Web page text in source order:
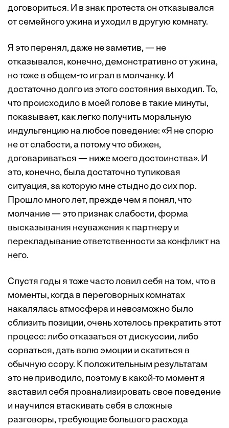
договориться. И в знак протеста он отказывался
от семейного ужина и уходил в другую комнату.
Я это перенял, даже не заметив, — не
отказывался, конечно, демонстративно от ужина,
но тоже в общем-то играл в молчанку. И
достаточно долго из этого состояния выходил. То,
что происходило в моей голове в такие минуты,
показывает, как легко получить моральную
индульгенцию на любое поведение: «Я не спорю
не от слабости, а потому что обижен,
договариваться — ниже моего достоинства». И
это, конечно, была достаточно тупиковая
ситуация, за которую мне стыдно до сих пор.
Прошло много лет, прежде чем я понял, что
молчание — это признак слабости, форма
высказывания неуважения к партнеру и
перекладывание ответственности за конфликт на
него.
Спустя годы я тоже часто ловил себя на том, что в
моменты, когда в переговорных комнатах
накалялась атмосфера и невозможно было
сблизить позиции, очень хотелось прекратить этот
процесс: либо отказаться от дискуссии, либо
сорваться, дать волю эмоции и скатиться в
обычную ссору. К положительным результатам
это не приводило, поэтому в какой-то момент я
заставил себя проанализировать свое поведение
и научился втаскивать себя в сложные
разговоры, требующие большого расхода